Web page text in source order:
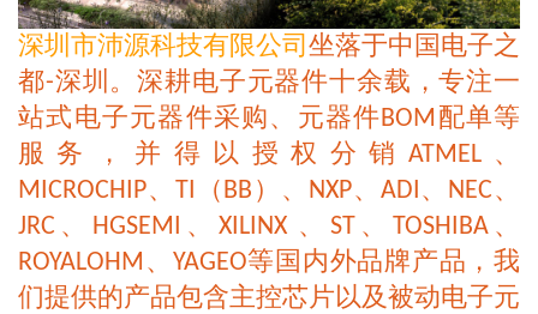
深圳市沛源科技有限公司 坐落于中国电子之
都-深圳。深耕电子元器件十余载，专注一
站式电子元器件采购、元器件BOM 配单等
服务，并得以授权分销 ATMEL、
MICROCHIP、 TI （BB ）、 NXP、 ADI、 NEC、
JRC 、 HGSEMI 、 XILINX 、 ST、 TOSHIBA、
ROYALOHM 、 YAGEO等国内外品牌产品，我
们提供的产品包含主控芯片以及被动电子元